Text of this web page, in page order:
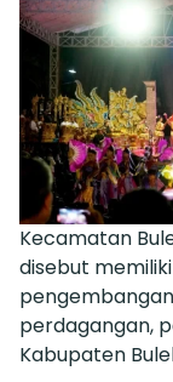
Kecamatan
disebut
perdagangan,
Kabupaten